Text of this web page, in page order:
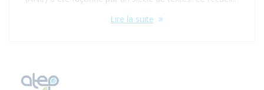
Lire la suite